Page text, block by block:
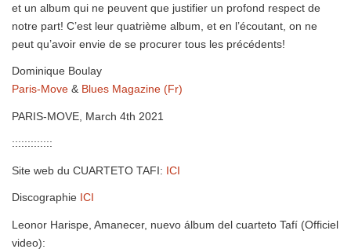
et un album qui ne peuvent que justifier un profond respect de
notre part! C’est leur quatrième album, et en l’écoutant, on ne
peut qu’avoir envie de se procurer tous les précédents!
Dominique Boulay
Paris-Move & Blues Magazine (Fr)
PARIS-MOVE, March 4th 2021
:::::::::::::
Site web du CUARTETO TAFI: ICI
Discographie ICI
Leonor Harispe, Amanecer, nuevo álbum del cuarteto Tafí (Officiel
video):